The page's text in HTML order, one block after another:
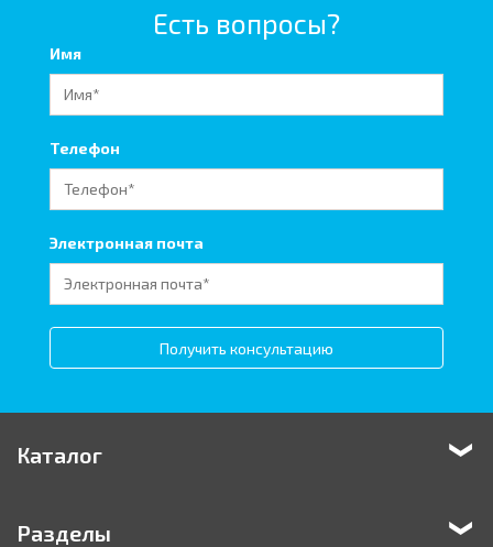
Есть вопросы?
Имя
Телефон
Электронная почта
Получить консультацию
Каталог
Разделы